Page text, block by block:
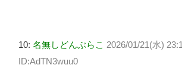
10: 名無しどんぶらこ 2026/01/21(水)
ID:AdTN3wuu0